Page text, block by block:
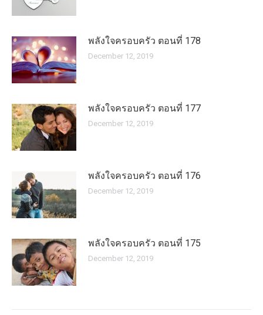
พลังใจครอบครัว ตอนที่ 178
December 12, 2019
พลังใจครอบครัว ตอนที่ 177
December 12, 2019
พลังใจครอบครัว ตอนที่ 176
December 12, 2019
พลังใจครอบครัว ตอนที่ 175
December 12, 2019